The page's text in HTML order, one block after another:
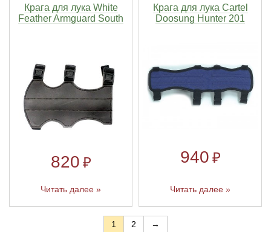
Крага для лука White
Feather Armguard South
820 ₽
Читать далее »
Крага для лука Cartel
Doosung Hunter 201
940 ₽
Читать далее »
1 2 →